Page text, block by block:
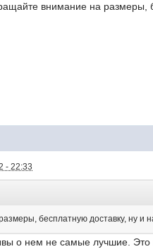
внимание на размеры,
- 22:33
бесплатную доставку, ну и
о нем не самые лучшие. Это